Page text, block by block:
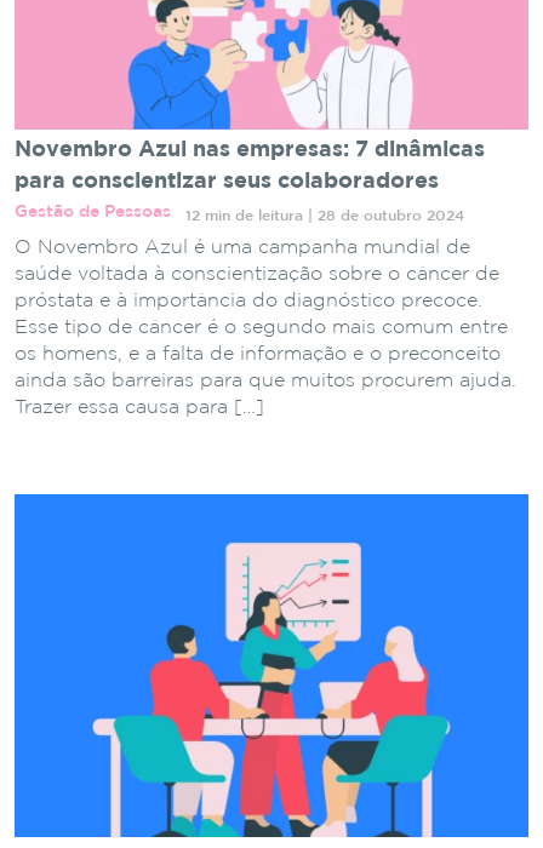
Novembro Azul nas empresas: 7 dinâmicas
para conscientizar seus colaboradores
Gestão de Pessoas 12 min de leitura | 28 de outubro 2024
O Novembro Azul é uma campanha mundial de
saúde voltada à conscientização sobre o câncer de
próstata e à importância do diagnóstico precoce.
Esse tipo de câncer é o segundo mais comum entre
os homens, e a falta de informação e o preconceito
ainda são barreiras para que muitos procurem ajuda.
Trazer essa causa para […]